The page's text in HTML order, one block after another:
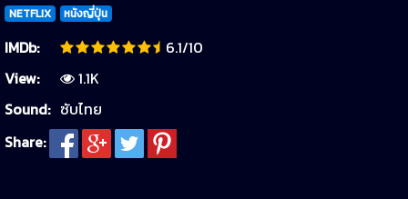
NETFLIX หนังญี่ปุ่น
IMDb:
6.1/10
View:
1.1K
Sound: ซับไทย
Share: